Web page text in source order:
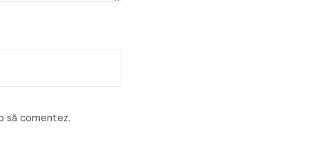
să comentez.